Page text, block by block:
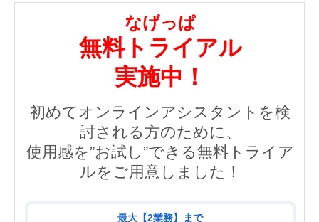
なげっぱ
無料トライアル
実施中！
初めてオンラインアシスタントを検
討される方のために、
使用感を”お試し”できる無料トライア
ルをご用意しました！
最大【2業務】まで